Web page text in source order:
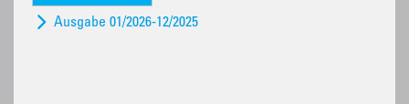
Ausgabe 01/2026-12/2025